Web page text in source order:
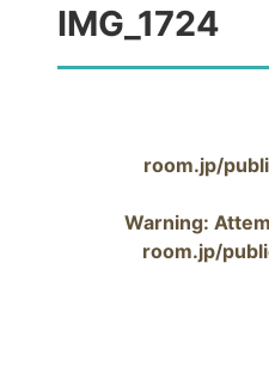
IMG_1724
room.jp/
Warning:
room.jp/